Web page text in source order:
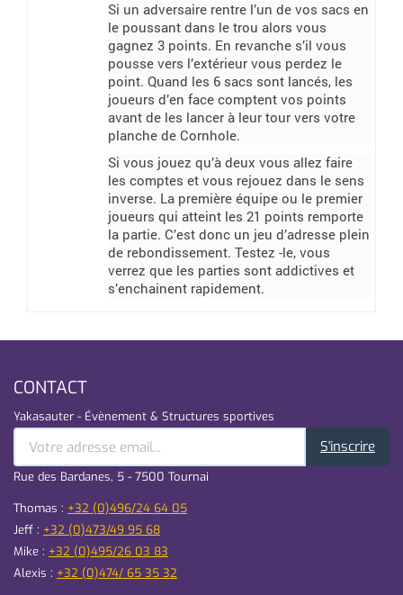
Si un adversaire rentre l’un de vos sacs en
le poussant dans le trou alors vous
gagnez 3 points. En revanche s’il vous
pousse vers l’extérieur vous perdez le
point. Quand les 6 sacs sont lancés, les
joueurs d’en face comptent vos points
avant de les lancer à leur tour vers votre
planche de Cornhole.
Si vous jouez qu’à deux vous allez faire
les comptes et vous rejouez dans le sens
inverse. La première équipe ou le premier
joueurs qui atteint les 21 points remporte
la partie. C’est donc un jeu d’adresse plein
de rebondissement. Testez -le, vous
verrez que les parties sont addictives et
s’enchainent rapidement.
CONTACT
Yakasauter - Évènement & Structures sportives
S'inscrire
Rue des Bardanes, 5 - 7500 Tournai
Thomas : +32 (0)496/24 64 05
Jeff : +32 (0)473/49 95 68
Mike : +32 (0)495/26 03 83
Alexis : +32 (0)474/ 65 35 32